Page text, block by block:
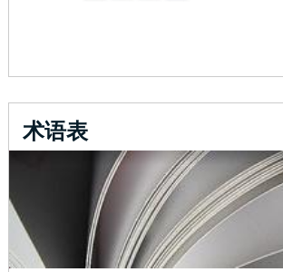
术语表